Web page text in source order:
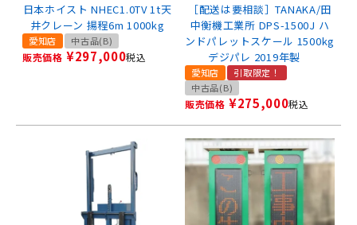
日本ホイスト NHEC1.0TV 1t天
井クレーン 揚程6m 1000kg
愛知店 中古品(B)
販売価格 ¥297,000税込
［配送は要相談］TANAKA/田
中衡機工業所 DPS-1500J ハ
ンドパレットスケール 1500kg
デジパレ 2019年製
愛知店
引取限定！
中古品(B)
販売価格 ¥275,000税込